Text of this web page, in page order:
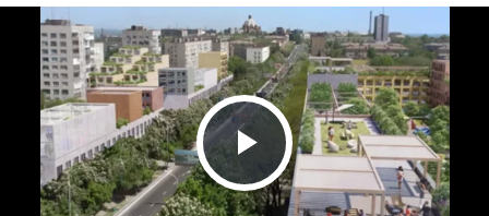
Play Video